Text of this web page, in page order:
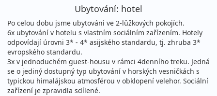
Ubytování: hotel
Po celou dobu jsme ubytováni ve 2-lůžkových pokojích.
6x ubytování v hotelu s vlastním sociálním zařízením. Hotely
odpovídají úrovni 3* - 4* asijského standardu, tj. zhruba 3*
evropského standardu.
3x v jednoduchém guest-housu v rámci 4denního treku. Jedná
se o jediný dostupný typ ubytování v horských vesničkách s
typickou himalájskou atmosférou v obklopení velehor. Sociální
zařízení je zpravidla sdílené.